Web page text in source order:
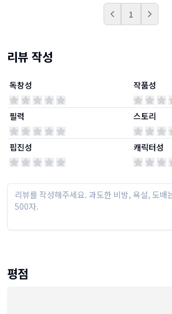
Prev 1 Next
리뷰 작성
독창성
필력
핍진성
작품성
스토리
캐릭터성
평점